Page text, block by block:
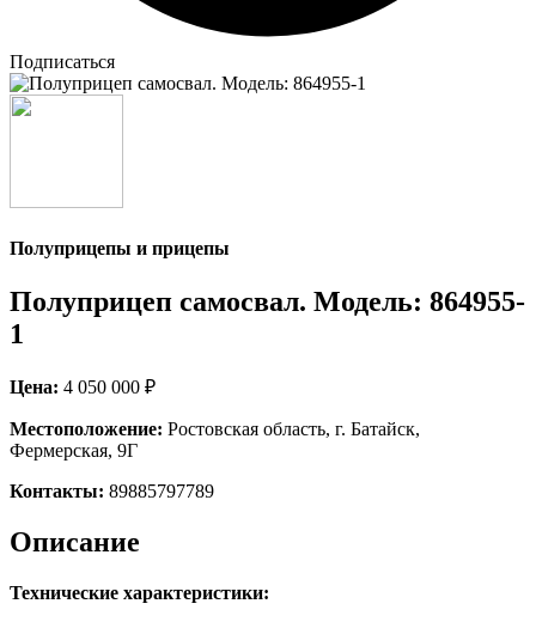
Подписаться
Полуприцепы и прицепы
Полуприцеп самосвал. Модель: 864955-
1
Цена: 4 050 000 ₽
Местоположение: Ростовская область, г. Батайск,
Фермерская, 9Г
Контакты: 89885797789
Описание
Технические характеристики: